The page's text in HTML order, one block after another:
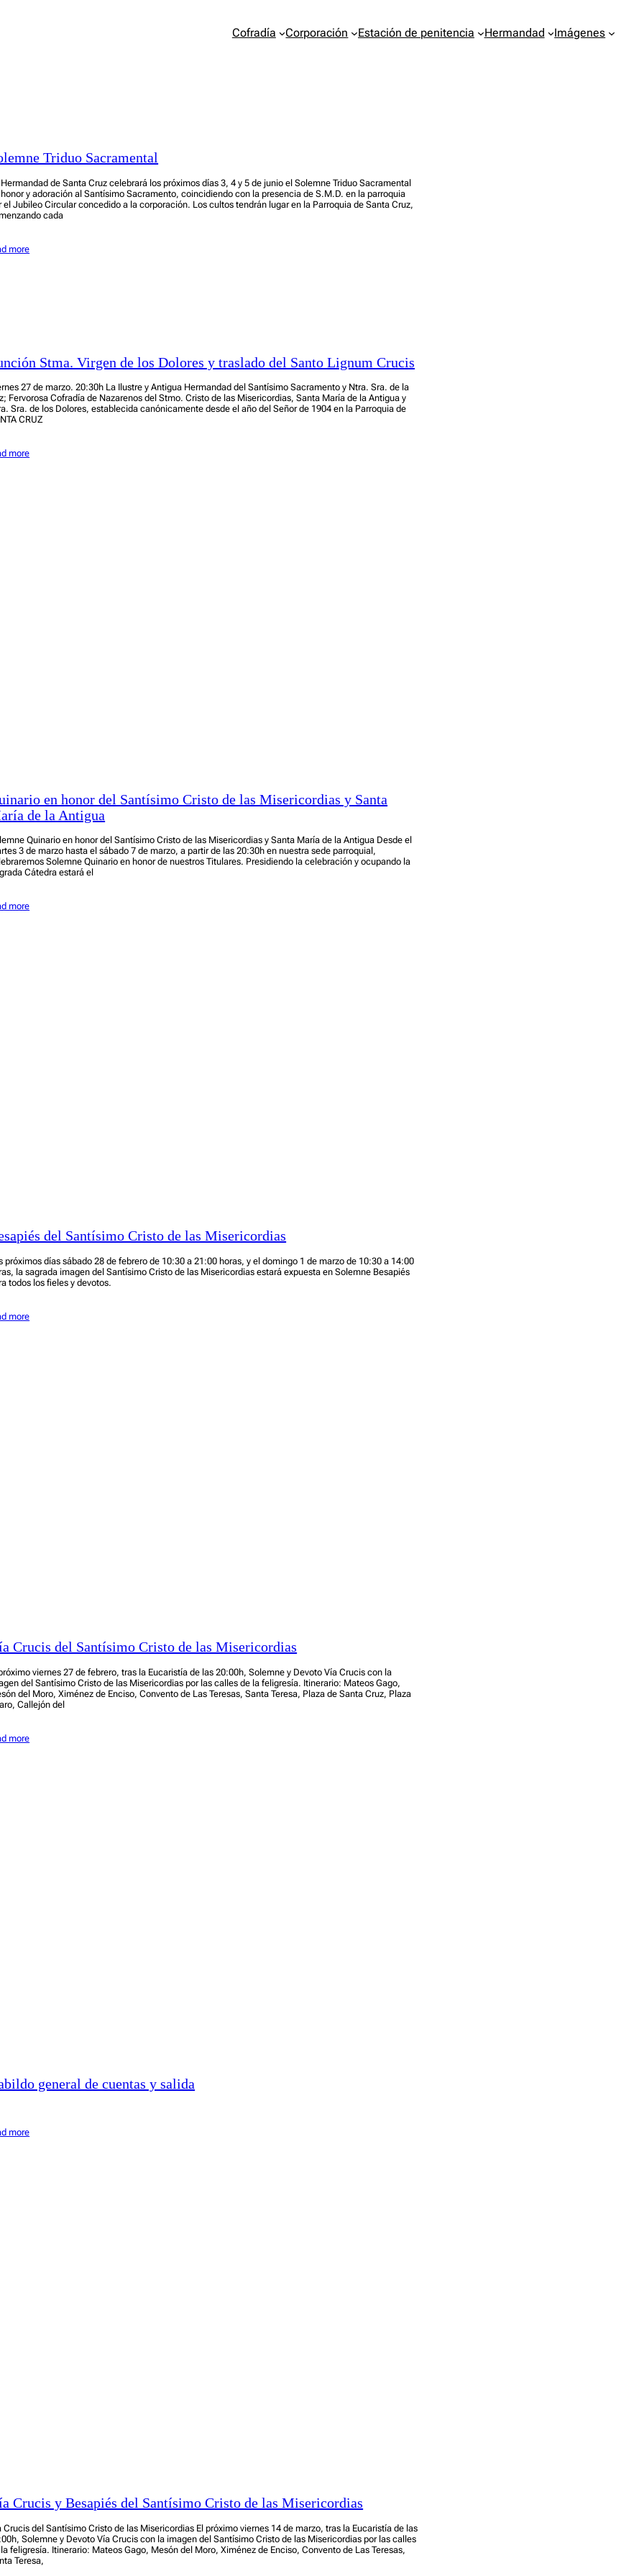
Cofradía Corporación Estación de penitencia Hermandad Imágenes
Triduo Sacramental
de Santa Cruz celebrará los próximos días 3, 4 y 5 de junio el Solemne Triduo Sacramental
y adoración al Santísimo Sacramento, coincidiendo con la presencia de S.M.D. en la parroquia
el Jubileo Circular concedido a la corporación. Los cultos tendrán lugar en la Parroquia de Santa Cruz,
cada
more
Stma. Virgen de los Dolores y traslado del Santo Lignum Crucis
27 de marzo. 20:30h La Ilustre y Antigua Hermandad del Santísimo Sacramento y Ntra. Sra. de la
Fervorosa Cofradía de Nazarenos del Stmo. Cristo de las Misericordias, Santa María de la Antigua y
Sra. de los Dolores, establecida canónicamente desde el año del Señor de 1904 en la Parroquia de
CRUZ
more
en honor del Santísimo Cristo de las Misericordias y Santa
de la Antigua
Quinario en honor del Santísimo Cristo de las Misericordias y Santa María de la Antigua Desde el
3 de marzo hasta el sábado 7 de marzo, a partir de las 20:30h en nuestra sede parroquial,
Solemne Quinario en honor de nuestros Titulares. Presidiendo la celebración y ocupando la
Cátedra estará el
more
del Santísimo Cristo de las Misericordias
próximos días sábado 28 de febrero de 10:30 a 21:00 horas, y el domingo 1 de marzo de 10:30 a 14:00
la sagrada imagen del Santísimo Cristo de las Misericordias estará expuesta en Solemne Besapiés
todos los fieles y devotos.
more
Crucis del Santísimo Cristo de las Misericordias
viernes 27 de febrero, tras la Eucaristía de las 20:00h, Solemne y Devoto Vía Crucis con la
del Santísimo Cristo de las Misericordias por las calles de la feligresía. Itinerario: Mateos Gago,
del Moro, Ximénez de Enciso, Convento de Las Teresas, Santa Teresa, Plaza de Santa Cruz, Plaza
Callejón del
more
general de cuentas y salida
more
Crucis y Besapiés del Santísimo Cristo de las Misericordias
Crucis del Santísimo Cristo de las Misericordias El próximo viernes 14 de marzo, tras la Eucaristía de las
Solemne y Devoto Vía Crucis con la imagen del Santísimo Cristo de las Misericordias por las calles
feligresía. Itinerario: Mateos Gago, Mesón del Moro, Ximénez de Enciso, Convento de Las Teresas,
Teresa,